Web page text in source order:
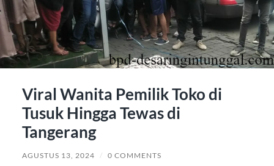
Viral Wanita Pemilik Toko di
Tusuk Hingga Tewas di
Tangerang
AGUSTUS 13, 2024 / 0 COMMENTS